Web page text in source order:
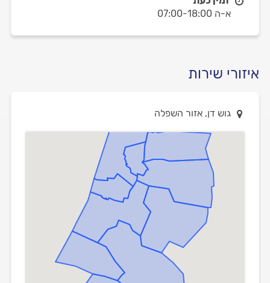
א-ה 07:00-18:00
איזורי שירות
גוש דן, אזור השפלה